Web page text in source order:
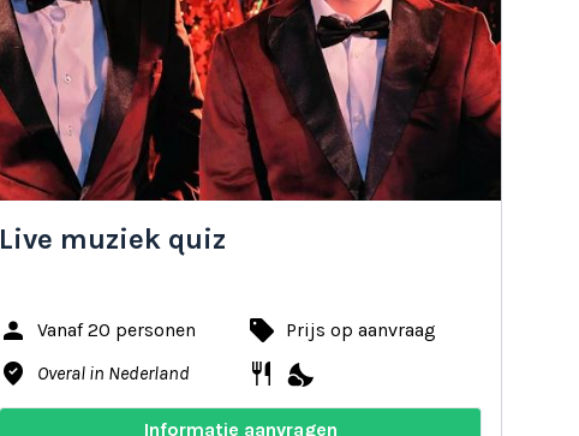
Live muziek quiz
person Vanaf 20 personen local_offer Prijs op aanvraag
where_to_vote Overal in Nederland restaurant nights_stay
Informatie aanvragen